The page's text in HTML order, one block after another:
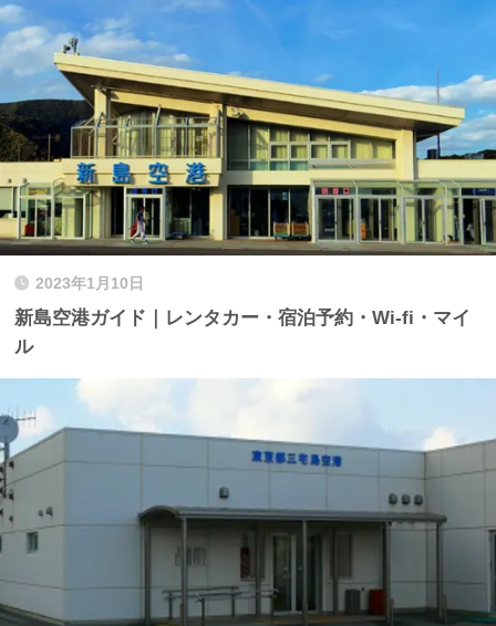
2023年1月10日
新島空港ガイド｜レンタカー・宿泊予約・Wi-fi・マイ
ル